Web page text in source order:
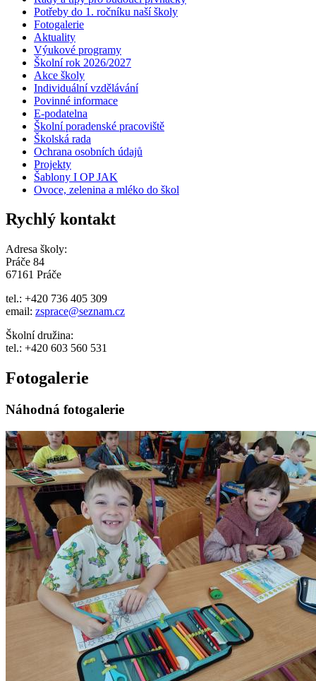
Potřeby do 1. ročníku naší školy
Fotogalerie
Aktuality
Výukové programy
Školní rok 2026/2027
Akce školy
Individuální vzdělávání
Povinné informace
E-podatelna
Školní poradenské pracoviště
Školská rada
Ochrana osobních údajů
Projekty
Šablony I OP JAK
Ovoce, zelenina a mléko do škol
Rychlý kontakt
Adresa školy:
Práče 84
67161 Práče
tel.: +420 736 405 309
email: zsprace@seznam.cz
Školní družina:
tel.: +420 603 560 531
Fotogalerie
Náhodná fotogalerie